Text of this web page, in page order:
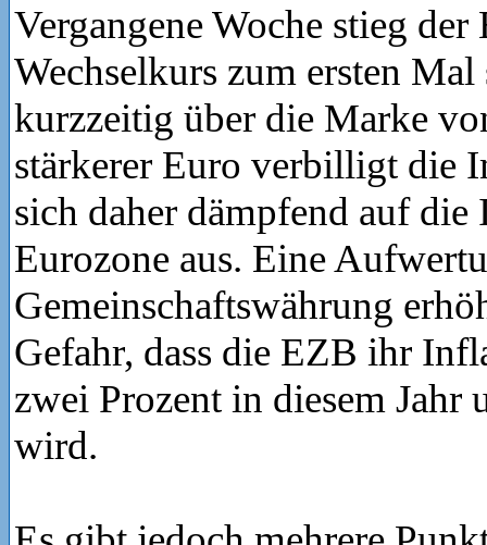
Vergangene Woche stieg
Wechselkurs zum ersten
kurzzeitig über die Marke
stärkerer Euro verbilligt die
sich daher dämpfend auf
Eurozone aus. Eine
Gemeinschaftswährung
Gefahr, dass die EZB ihr
zwei Prozent in diesem Jahr
wird.